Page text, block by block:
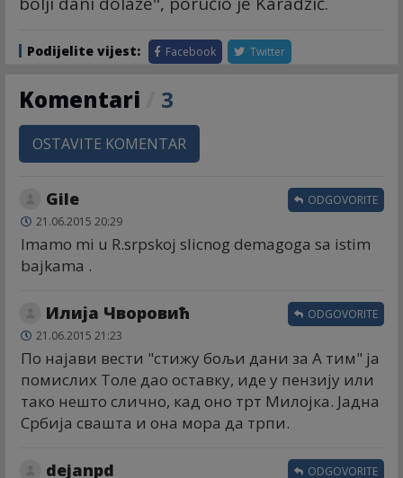
Podijelite vijest: Facebook Twitter
Komentari 3
OSTAVITE KOMENTAR
Gile
21.06.2015 20:29
Imamo mi u R.srpskoj slicnog demagoga sa istim
bajkama .
ODGOVORITE
Илија Чворовић
21.06.2015 21:23
По најави вести "стижу бољи дани за А тим" ја
помислих Толе дао оставку, иде у пензију или
тако нешто слично, кад оно трт Милојка. Јадна
Србија свашта и она мора да трпи.
ODGOVORITE
dejanpd ODGOVORITE